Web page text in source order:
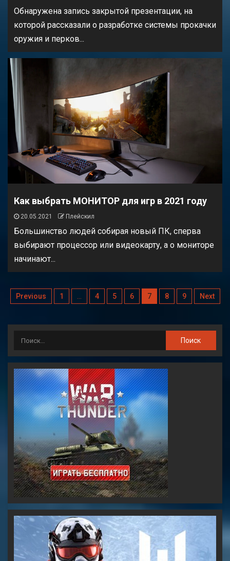
Обнаружена запись закрытой презентации, на
которой рассказали о разработке системы прокачки
оружия и перков...
Как выбрать МОНИТОР для игр в 2021 году
20.05.2021 Плейскил
Большинство людей собирая новый ПК, сперва
выбирают процессор или видеокарту, а о мониторе
начинают...
Previous 1 4 5 6 7 8 9 Next